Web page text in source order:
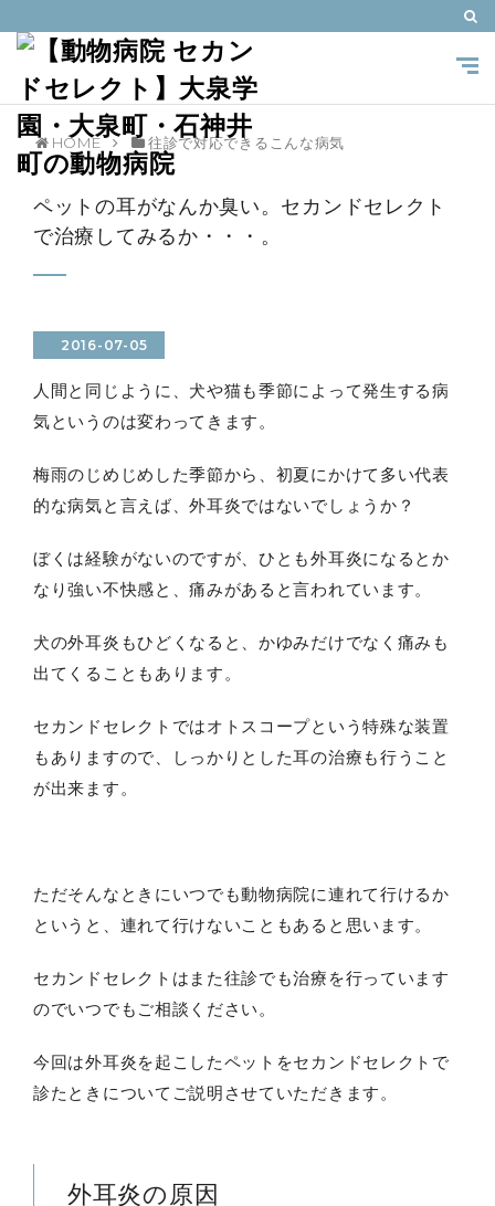
HOME 往診で対応できるこんな病気
ペットの耳がなんか臭い。セカンドセレクト
で治療してみるか・・・。
2016-07-05
人間と同じように、犬や猫も季節によって発生する病
気というのは変わってきます。
梅雨のじめじめした季節から、初夏にかけて多い代表
的な病気と言えば、外耳炎ではないでしょうか？
ぼくは経験がないのですが、ひとも外耳炎になるとか
なり強い不快感と、痛みがあると言われています。
犬の外耳炎もひどくなると、かゆみだけでなく痛みも
出てくることもあります。
セカンドセレクトではオトスコープという特殊な装置
もありますので、しっかりとした耳の治療も行うこと
が出来ます。
ただそんなときにいつでも動物病院に連れて行けるか
というと、連れて行けないこともあると思います。
セカンドセレクトはまた往診でも治療を行っています
のでいつでもご相談ください。
今回は外耳炎を起こしたペットをセカンドセレクトで
診たときについてご説明させていただきます。
外耳炎の原因